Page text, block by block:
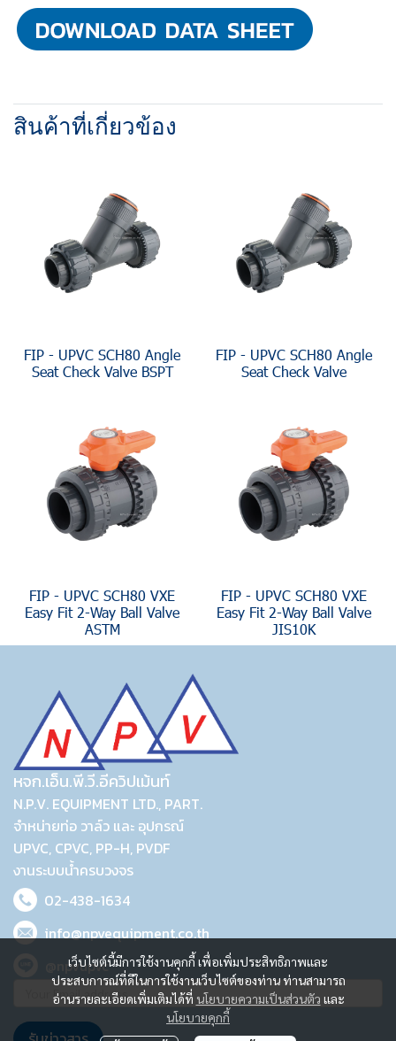
สินค้าที่เกี่ยวข้อง
FIP - UPVC SCH80 Angle
Seat Check Valve BSPT
FIP - UPVC SCH80 Angle
Seat Check Valve
FIP - UPVC SCH80 VXE
Easy Fit 2-Way Ball Valve
ASTM
FIP - UPVC SCH80 VXE
Easy Fit 2-Way Ball Valve
JIS10K
เว็บไซต์นี้มีการใช้งานคุกกี้ เพื่อเพิ่มประสิทธิภาพและ
ประสบการณ์ที่ดีในการใช้งานเว็บไซต์ของท่าน ท่านสามารถ
อ่านรายละเอียดเพิ่มเติมได้ที่ นโยบายความเป็นส่วนตัว และ
นโยบายคุกกี้
หจก.เอ็น.พี.วี.อีควิปเม้นท์
N.P.V. EQUIPMENT LTD., PART.
จำหน่ายท่อ วาล์ว และ อุปกรณ์
UPVC, CPVC, PP-H, PVDF
งานระบบน้ำครบวงจร
02-438-1634
info@npvequipment.co.th
@npvupvc